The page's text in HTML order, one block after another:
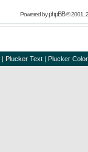
Powered byphpBB© 2001,
| Plucker Text | Plucker Color